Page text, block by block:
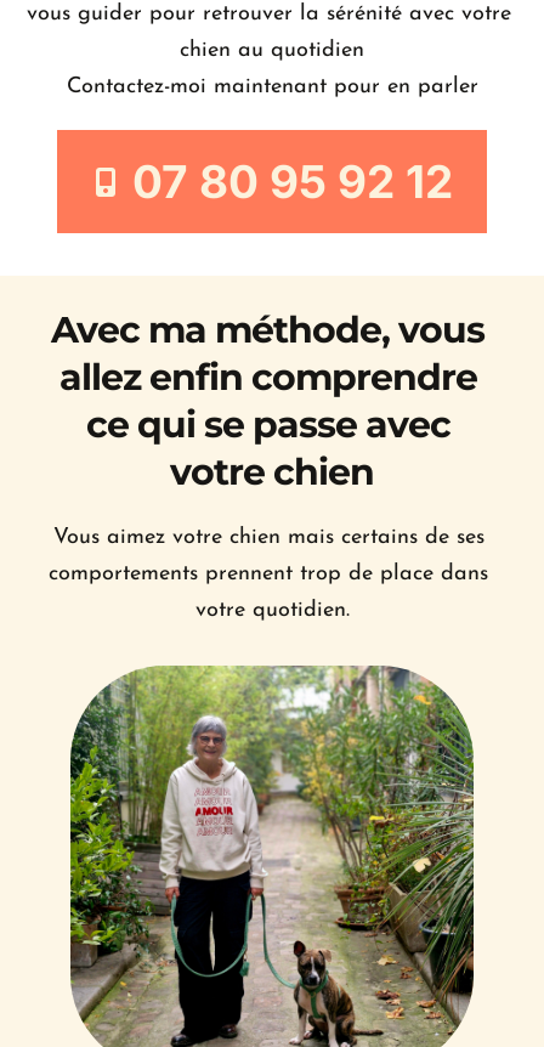
vous guider pour retrouver la sérénité avec votre
chien au quotidien
Contactez-moi maintenant pour en parler
07 80 95 92 12
Avec ma méthode, vous
allez enfin comprendre
ce qui se passe avec
votre chien
Vous aimez votre chien mais certains de ses
comportements prennent trop de place dans
votre quotidien.